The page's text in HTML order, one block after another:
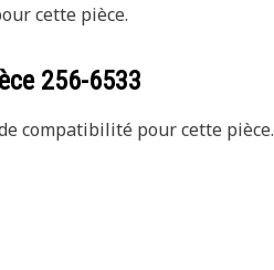
cette pièce.
256-6533
compatibilité pour cette pièce.